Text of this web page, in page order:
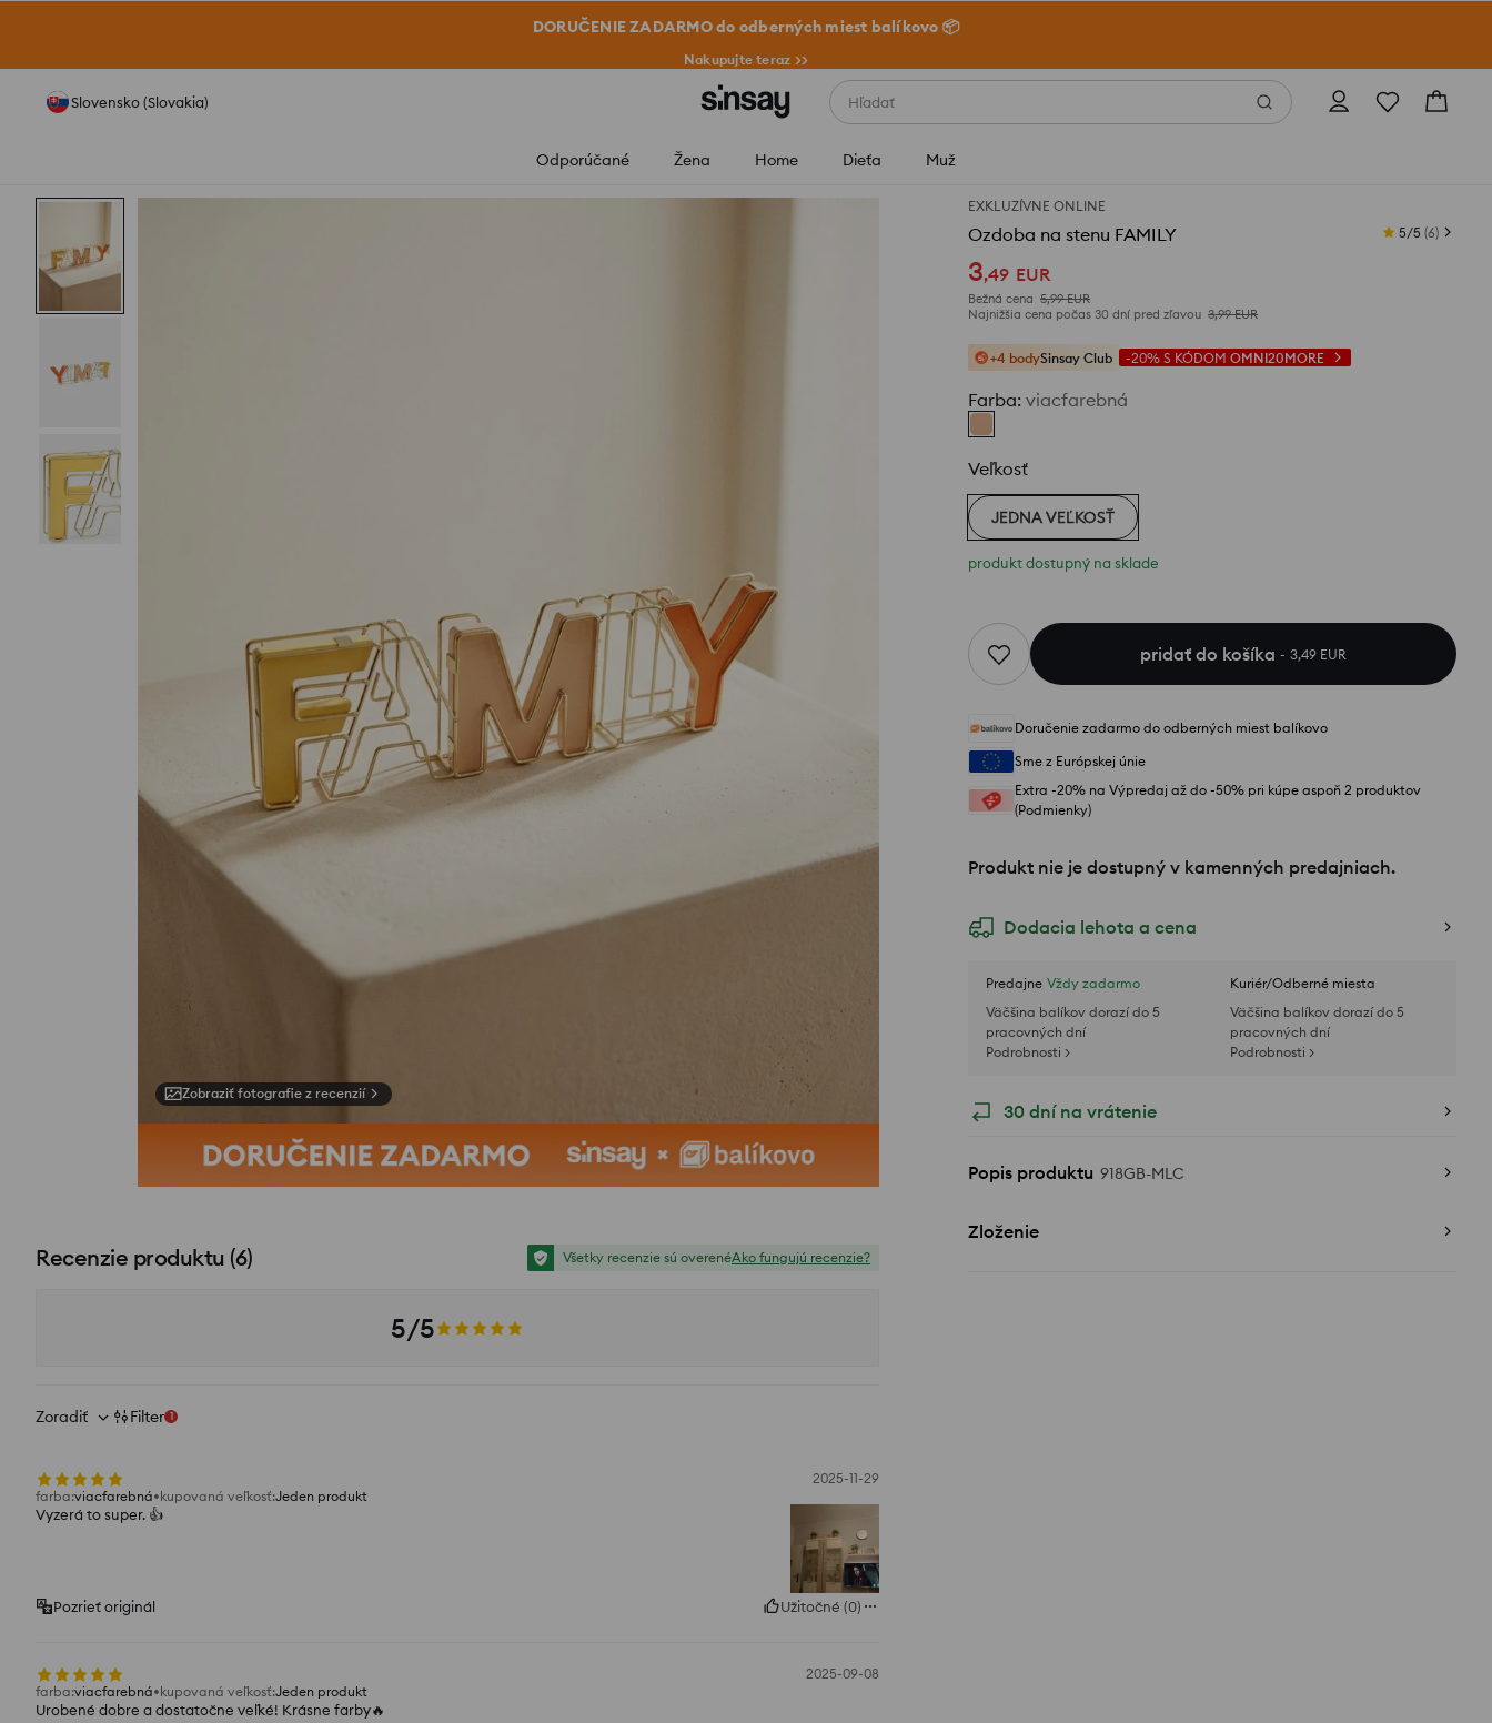
DORUČENIE ZADARMO do odberných miest balíkovo 📦
Nakupujte teraz >>
Slovensko (Slovakia) Hľadať
Odporúčané Žena Home Dieťa Muž
EXKLUZÍVNE ONLINE
Ozdoba na stenu FAMILY 5/5 (6)
3,49 EUR
Bežná cena 5,99 EUR
Najnižšia cena počas 30 dní pred zľavou 3,99 EUR
+4 bodySinsay Club -20% S KÓDOM OMNI20MORE
Farba: viacfarebná
Veľkosť
JEDNA VEĽKOSŤ
produkt dostupný na sklade
pridať do košíka 3,49 EUR
Doručenie zadarmo do odberných miest balíkovo
Sme z Európskej únie
Extra -20% na Výpredaj až do -50% pri kúpe aspoň 2 produktov
(Podmienky)
Produkt nie je dostupný v kamenných predajniach.
Dodacia lehota a cena
Predajne Vždy zadarmo
Väčšina balíkov dorazí do 5
pracovných dní
Podrobnosti >
Kuriér/Odberné miesta
Väčšina balíkov dorazí do 5
pracovných dní
Podrobnosti >
30 dní na vrátenie
Popis produktu 918GB-MLC
Zloženie
Zobraziť fotografie z recenzií
Recenzie produktu (6) Všetky recenzie sú overenéAko fungujú recenzie?
5/5
Zoradiť Filter 1
2025-11-29
farba:viacfarebná kupovaná veľkosť:Jeden produkt
Vyzerá to super. 👍️
Pozrieť originál Užitočné (0)
2025-09-08
farba:viacfarebná kupovaná veľkosť:Jeden produkt
Urobené dobre a dostatočne veľké! Krásne farby🔥